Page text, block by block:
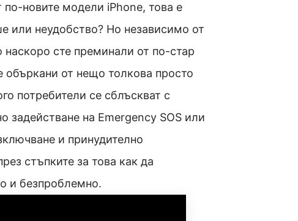
по-новите модели iPhone, това е
или неудобство? Но независимо от
наскоро сте преминали от по-стар
от нещо толкова просто
потребители се сблъскват с
задействане на Emergency SOS или
и принудително
стъпките за това как да
и безпроблемно.